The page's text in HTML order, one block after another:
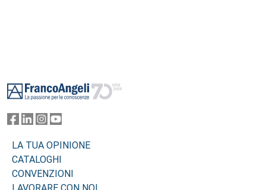
LA TUA OPINIONE
CATALOGHI
CONVENZIONI